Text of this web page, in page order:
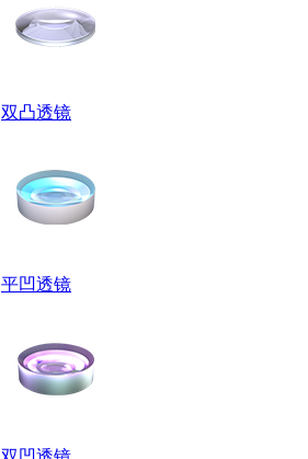
双凸透镜
平凹透镜